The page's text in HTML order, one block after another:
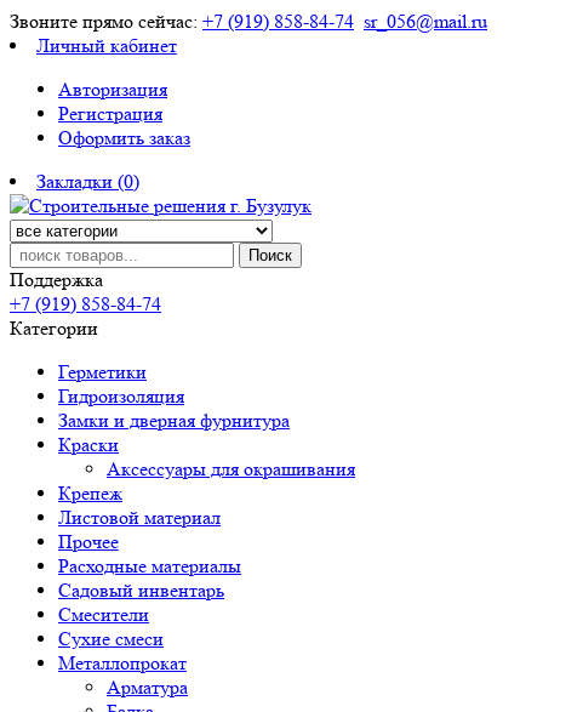
Звоните прямо сейчас: +7 (919) 858-84-74 sr_056@mail.ru
Личный кабинет
Авторизация
Регистрация
Оформить заказ
Закладки (0)
Поиск
Поддержка
+7 (919) 858-84-74
Категории
Герметики
Гидроизоляция
Замки и дверная фурнитура
Краски
Аксессуары для окрашивания
Крепеж
Листовой материал
Прочее
Расходные материалы
Садовый инвентарь
Смесители
Сухие смеси
Металлопрокат
Арматура